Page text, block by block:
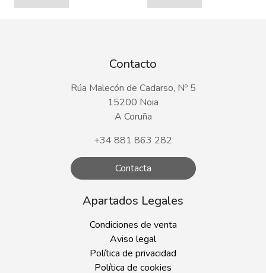
Contacto
Rúa Malecón de Cadarso, Nº 5
15200 Noia
A Coruña
+34 881 863 282
Contacta
Apartados Legales
Condiciones de venta
Aviso legal
Política de privacidad
Política de cookies